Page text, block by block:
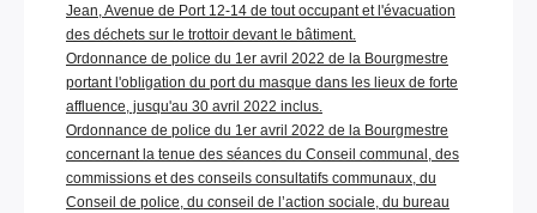
Jean, Avenue de Port 12-14 de tout occupant et l'évacuation
des déchets sur le trottoir devant le bâtiment.
Ordonnance de police du 1er avril 2022 de la Bourgmestre
portant l'obligation du port du masque dans les lieux de forte
affluence, jusqu'au 30 avril 2022 inclus.
Ordonnance de police du 1er avril 2022 de la Bourgmestre
concernant la tenue des séances du Conseil communal, des
commissions et des conseils consultatifs communaux, du
Conseil de police, du conseil de l’action sociale, du bureau